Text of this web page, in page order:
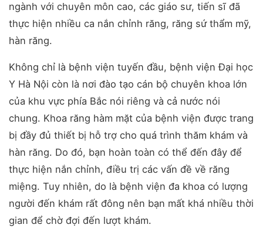
ngành với chuyên môn cao, các giáo sư, tiến sĩ đã
thực hiện nhiều ca nắn chỉnh răng, răng sứ thẩm mỹ,
hàn răng.
Không chỉ là bệnh viện tuyến đầu, bệnh viện Đại học
Y Hà Nội còn là nơi đào tạo cán bộ chuyên khoa lớn
của khu vực phía Bắc nói riêng và cả nước nói
chung. Khoa răng hàm mặt của bệnh viện được trang
bị đầy đủ thiết bị hỗ trợ cho quá trình thăm khám và
hàn răng. Do đó, bạn hoàn toàn có thể đến đây để
thực hiện nắn chỉnh, điều trị các vấn đề về răng
miệng. Tuy nhiên, do là bệnh viện đa khoa có lượng
người đến khám rất đông nên bạn mất khá nhiều thời
gian để chờ đợi đến lượt khám.